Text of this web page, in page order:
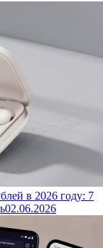
в 2026 году: 7
02.06.2026